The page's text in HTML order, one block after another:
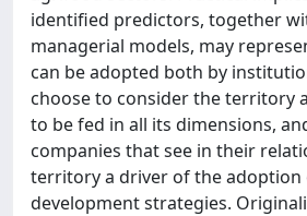
identified predictors, together
managerial models, may
can be adopted both by
choose to consider the territory
to be fed in all its dimensions,
companies that see in their
territory a driver of the adoption
development strategies.